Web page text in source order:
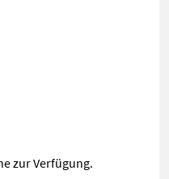
zur Verfügung.